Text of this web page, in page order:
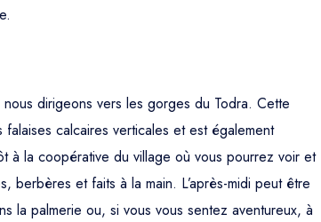
dirigeons vers les gorges du Todra. Cette
calcaires verticales et est également
la coopérative du village où vous pourrez voir et
berbères et faits à la main. L’après-midi peut être
la palmerie ou, si vous vous sentez aventureux, à